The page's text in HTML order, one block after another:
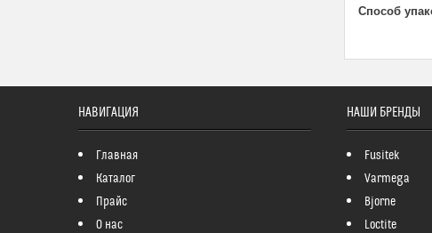
Способ
НАВИГАЦИЯ
Главная
Каталог
Прайс
О нас
НАШИ БРЕНДЫ
Fusitek
Varmega
Bjorne
Loctite